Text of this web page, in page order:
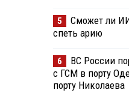
5
Сможет ли
спеть арию
6
ВС России
с ГСМ в порту
порту Николаева